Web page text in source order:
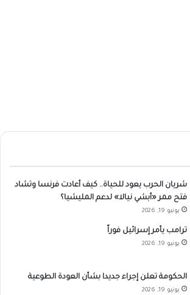
شريان الحرب يعود للحياة.. كيف أعادت فرنسا وتشاد
فتح ممر «أبشي نيالا» لدعم المليشيا؟
يونيو 19, 2026
ترامب يأمر إسرائيل فوراً
يونيو 19, 2026
الحكومة تعلن إجراء جديدا بشأن العودة الطوعية
يونيو 19, 2026